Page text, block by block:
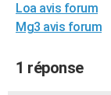
Destinations
City break
Voyage nature
Voyage de noces
Forum
Climat
+PHOTO
BONS PLANS
Loa avis forum
Mg3 avis forum
1 réponse